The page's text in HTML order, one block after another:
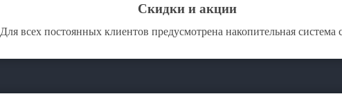
Скидки и акции
Для всех постоянных клиентов предусмотрена накопительная система